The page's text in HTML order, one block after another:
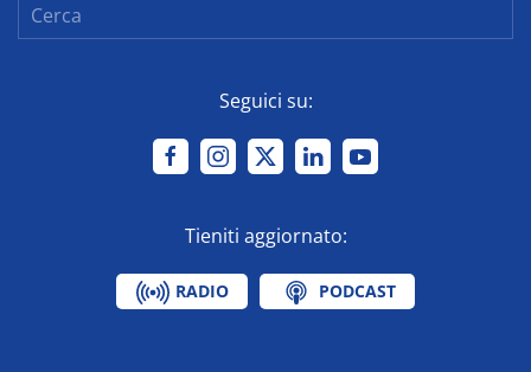
Seguici su:
Tieniti aggiornato:
RADIO PODCAST